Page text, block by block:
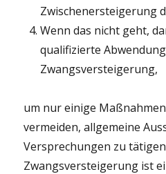
Zwischenersteigerung
Wenn das nicht geht,
qualifizierte
Zwangsversteigerung,
um nur einige
vermeiden, allgemeine
Versprechungen zu
Zwangsversteigerung ist